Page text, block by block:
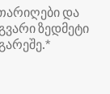
და
ზედმეტი